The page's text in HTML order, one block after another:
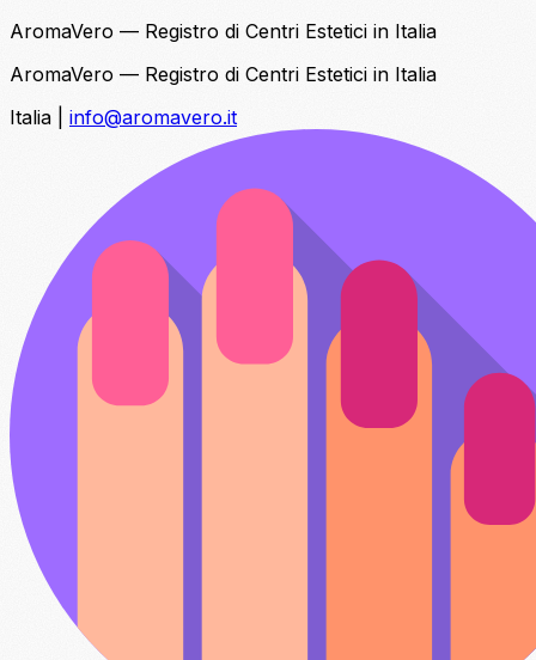
AromaVero — Registro di Centri Estetici in Italia
AromaVero — Registro di Centri Estetici in Italia
Italia
info@aromavero.it